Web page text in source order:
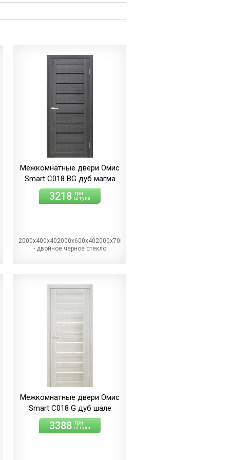
Межкомнатные двери Омис
Smart С018 BG дуб магма
3218 грн
штука
2000х400х402000х600х402000х700х402000х800х402000х900х40BG
- двойное черное стекло
Межкомнатные двери Омис
Smart С018 G дуб шале
3388 грн
штука